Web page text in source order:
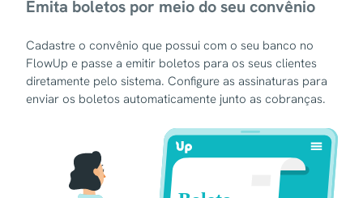
Emita boletos por meio do seu convênio
Cadastre o convênio que possui com o seu banco no
FlowUp e passe a emitir boletos para os seus clientes
diretamente pelo sistema. Configure as assinaturas para
enviar os boletos automaticamente junto as cobranças.